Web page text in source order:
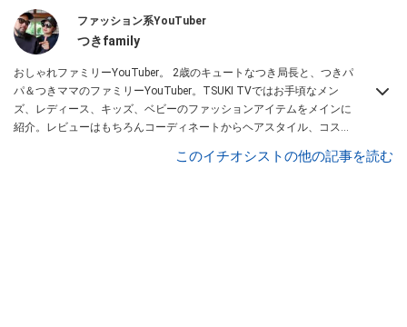
ファッション系YouTuber
つきfamily
おしゃれファミリーYouTuber。 2歳のキュートなつき局長と、つきパ
パ＆つきママのファミリーYouTuber。TSUKI TVではお手頃なメン
ズ、レディース、キッズ、ベビーのファッションアイテムをメインに
紹介。レビューはもちろんコーディネートからヘアスタイル、コスメ
このイチオシストの他の記事を読む